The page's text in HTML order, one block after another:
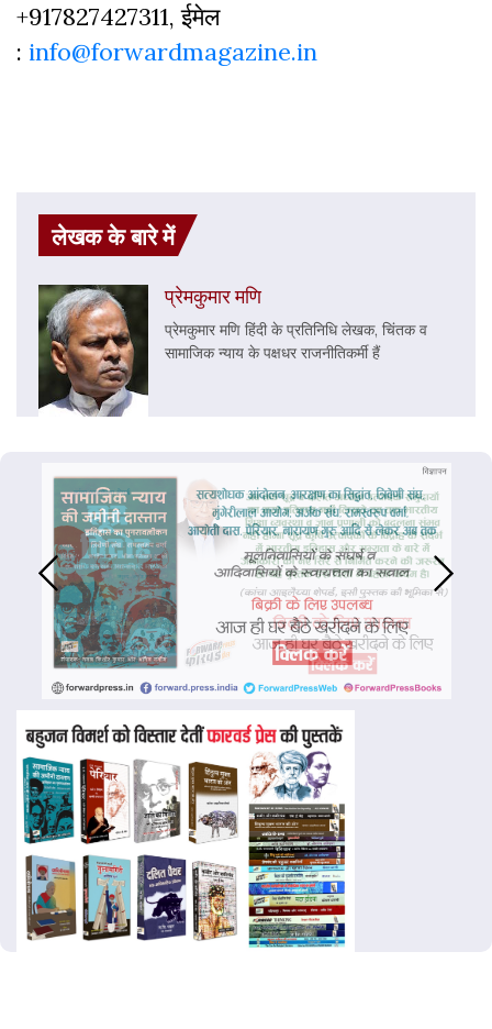
+917827427311, ईमेल
: info@forwardmagazine.in
लेखक के बारे में
प्रेमकुमार मणि
प्रेमकुमार मणि हिंदी के प्रतिनिधि लेखक, चिंतक व
सामाजिक न्याय के पक्षधर राजनीतिकर्मी हैं